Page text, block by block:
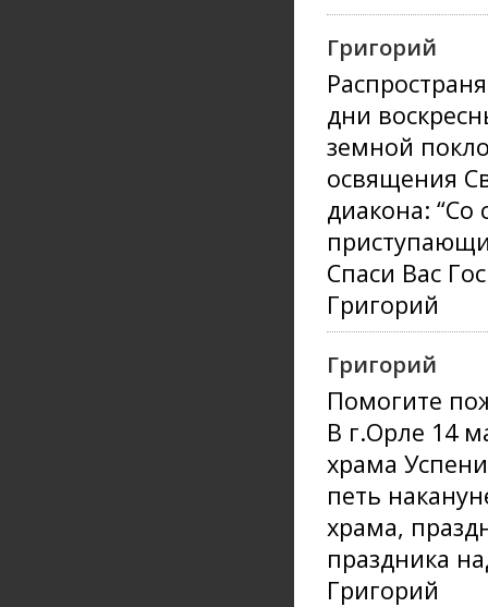
Григорий
дни
земной
освящения
диакона:
Спаси Вас
Григорий
Григорий
Помогите
В г.Орле 14
храма
петь
храма,
праздника
Григорий